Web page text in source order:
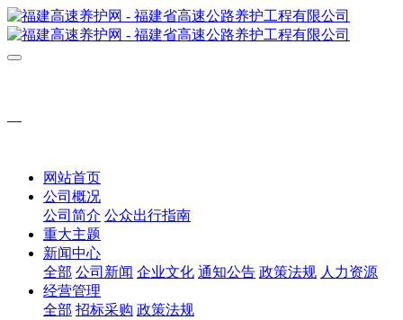
网站首页
公司概况
公司简介 公众出行指南
重大主题
新闻中心
全部 公司新闻 企业文化 通知公告 政策法规 人力资源
经营管理
全部 招标采购 政策法规